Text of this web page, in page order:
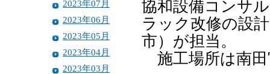
2023年07月
2023年06月
2023年05月
2023年04月
2023年03月
協和設備コンサ
ラック改修の設
市）が担当。
施工場所は南田